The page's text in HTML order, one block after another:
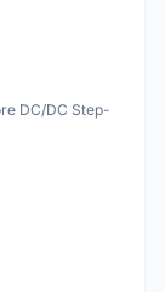
DC/DC Step-